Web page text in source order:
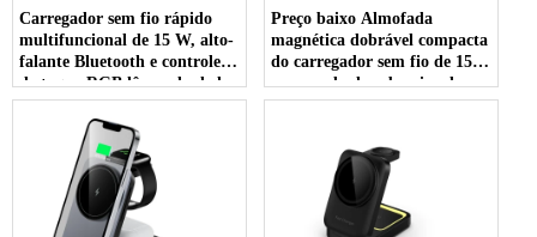
Carregador sem fio rápido
multifuncional de 15 W, alto-
falante Bluetooth e controle
de toque RGB lâmpada de luz
noturna com suporte para
telefone móvel (MH-Q710)
Preço baixo Almofada
magnética dobrável compacta
do carregador sem fio de 15w
com modo de cabeceira do
relógio de apple e luz noturna
do diodo emissor de luz (MH-